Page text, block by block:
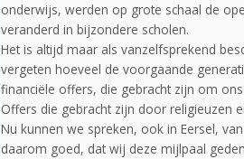
onderwijs, werden op grote schaal de
veranderd in bijzondere scholen.
Het is altijd maar als vanzelfsprekend
vergeten hoeveel de voorgaande
financiële offers, die gebracht zijn om
Offers die gebracht zijn door religieuzen
Nu kunnen we spreken, ook in Eersel,
daarom goed, dat wij deze mijlpaal